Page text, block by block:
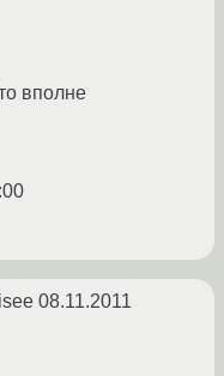
вполне
08.11.2011